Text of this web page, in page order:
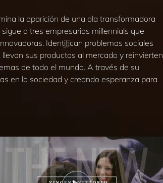
la aparición de una ola transformadora
a tres empresarios millennials que
Identifican problemas sociales
sus productos al mercado y reinvierten
de todo el mundo. A través de su
en la sociedad y creando esperanza para